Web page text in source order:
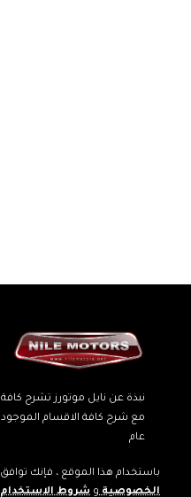
باستخدام هذا الموقع ، فإنك
الخصوصيةو شروط
نبذة عن نايل موتورز تشرح
مع شرح كافة الاقسام
عام